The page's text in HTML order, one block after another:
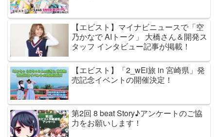
【エビスト】マイナビニュースで「空
乃かなで AIトーク」 大橋さん＆開発ス
タッフ インタビュー記事が掲載！
【エビスト】「2_wEi旅 in 宮崎県」発
売記念イベントの開催決定！
第2回 8 beat Story♪アンケートのご協
力をお願いします！